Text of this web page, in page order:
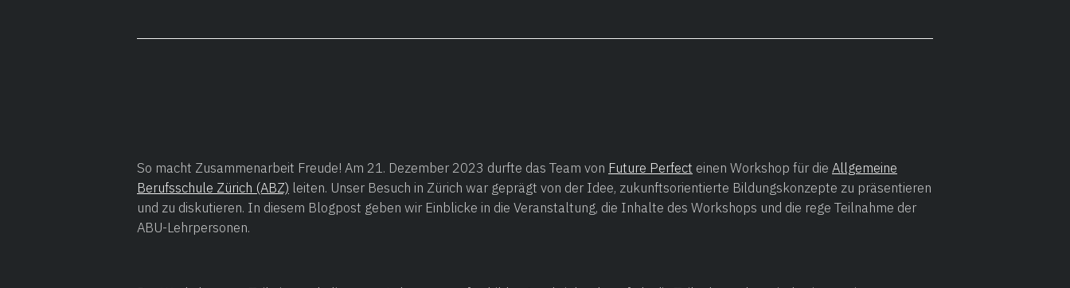
So macht Zusammenarbeit Freude! Am 21. Dezember 2023 durfte das Team von Future Perfect einen Workshop für die Allgemeine
Berufsschule Zürich (ABZ) leiten. Unser Besuch in Zürich war geprägt von der Idee, zukunftsorientierte Bildungskonzepte zu präsentieren
und zu diskutieren. In diesem Blogpost geben wir Einblicke in die Veranstaltung, die Inhalte des Workshops und die rege Teilnahme der
ABU-Lehrpersonen. ‍